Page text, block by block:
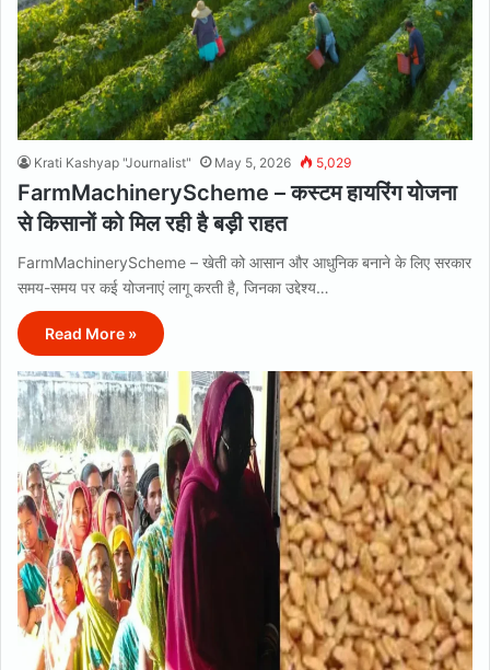
Krati Kashyap "Journalist" May 5, 2026 5,029
FarmMachineryScheme – कस्टम हायरिंग योजना
से किसानों को मिल रही है बड़ी राहत
FarmMachineryScheme – खेती को आसान और आधुनिक बनाने के लिए सरकार
समय-समय पर कई योजनाएं लागू करती है, जिनका उद्देश्य…
Read More »